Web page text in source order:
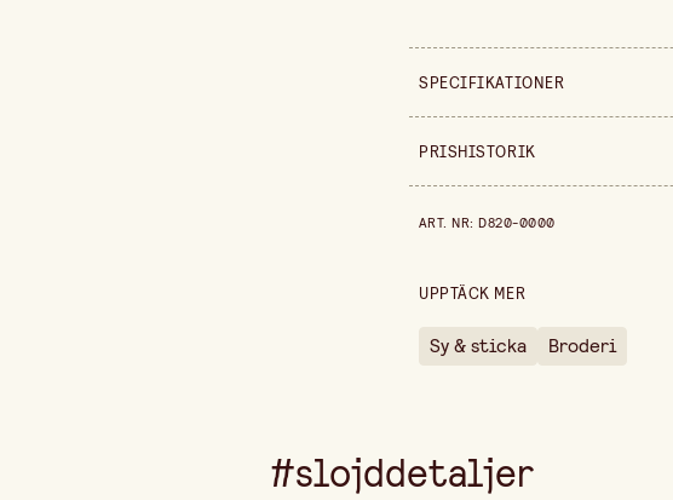
SPECIFIKATIONER
Säljs i
PRISHISTORIK
ART. NR:D820-0000
UPPTÄCK MER
Sy & sticka Broderi
#slojddetaljer